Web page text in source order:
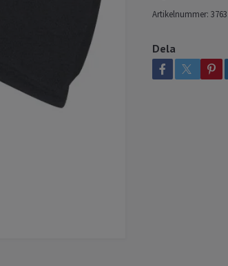
Artikelnummer:
Dela